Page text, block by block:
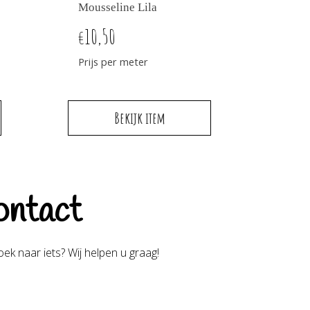
Mousseline Lila
€10,50
Prijs per meter
Bekijk item
naar iets? Wij helpen u graag!